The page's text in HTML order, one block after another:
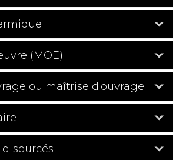
(MOE)
ou maîtrise d'ouvrage
sourcés